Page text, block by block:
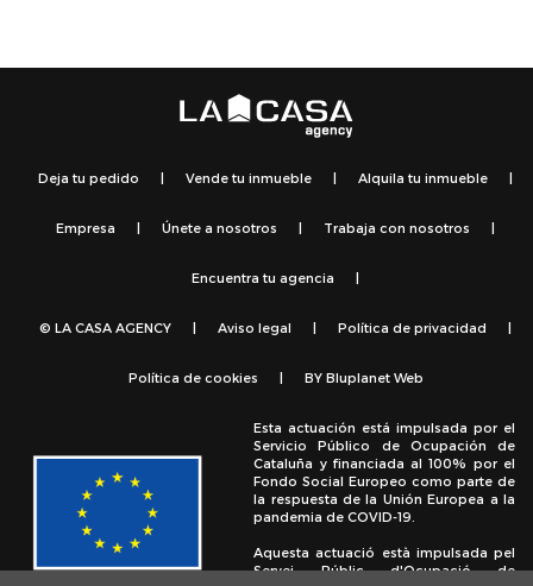
Deja tu pedido Vende tu inmueble Alquila tu inmueble
Empresa Únete a nosotros Trabaja con nosotros
Encuentra tu agencia
© LA CASA AGENCY Aviso legal Política de privacidad
Política de cookies BY Bluplanet Web
Esta actuación está impulsada por el
Servicio Público de Ocupación de
Cataluña y financiada al 100% por el
Fondo Social Europeo como parte de
la respuesta de la Unión Europea a la
pandemia de COVID-19.
Aquesta actuació està impulsada pel
Servei Públic d'Ocupació de